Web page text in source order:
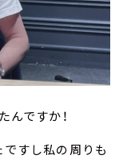
んですか！
すし私の周りも